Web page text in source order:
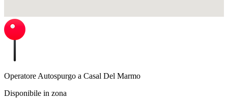
Operatore Autospurgo a Casal Del Marmo
Disponibile in zona